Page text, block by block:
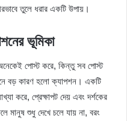
তুলে ধরার একটি উপায়।
ভূমিকা
পোস্ট করে, কিন্তু সব পোস্ট
বড় কারণ হলো ক্যাপশন। একটি
করে, প্রেক্ষাপট দেয় এবং দর্শকের
মানুষ শুধু দেখে চলে যায় না, বরং